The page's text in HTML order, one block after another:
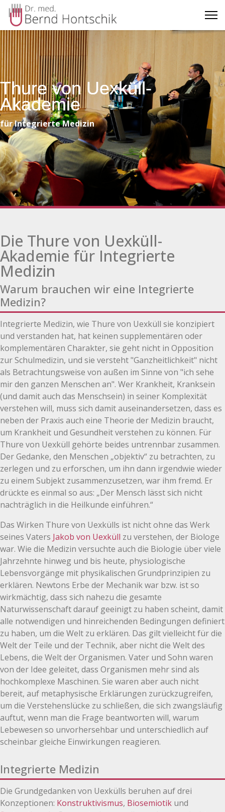
Thure von Uexküll-
Akademie
für Integrierte Medizin
Die Thure von Uexküll-
Akademie für Integrierte
Medizin
Warum brauchen wir eine Integrierte
Medizin?
Integrierte Medizin, wie Thure von Uexküll sie konzipiert
und verstanden hat, hat keinen supplementären oder
komplementären Charakter, sie geht nicht in Opposition
zur Schulmedizin, und sie versteht "Ganzheitlichkeit" nicht
als Betrachtungsweise von außen im Sinne von "ich sehe
mir den ganzen Menschen an". Wer Krankheit, Kranksein
(und damit auch das Menschsein) in seiner Komplexität
verstehen will, muss sich damit auseinandersetzen, dass es
neben der Praxis auch eine Theorie der Medizin braucht,
um Krankheit und Gesundheit verstehen zu können. Für
Thure von Uexküll gehörte beides untrennbar zusammen.
Der Gedanke, den Menschen „objektiv“ zu betrachten, zu
zerlegen und zu erforschen, um ihn dann irgendwie wieder
zu einem Subjekt zusammenzusetzen, war ihm fremd. Er
drückte es einmal so aus: „Der Mensch lässt sich nicht
nachträglich in die Heilkunde einführen.“
Das Wirken Thure von Uexkülls ist nicht ohne das Werk
seines Vaters Jakob von Uexküll zu verstehen, der Biologe
war. Wie die Medizin versuchte auch die Biologie über viele
Jahrzehnte hinweg und bis heute, physiologische
Lebensvorgänge mit physikalischen Grundprinzipien zu
erklären. Newtons Erbe der Mechanik war bzw. ist so
wirkmächtig, dass sich nahezu die gesamte
Naturwissenschaft darauf geeinigt zu haben scheint, damit
alle notwendigen und hinreichenden Bedingungen definiert
zu haben, um die Welt zu erklären. Das gilt vielleicht für die
Welt der Teile und der Technik, aber nicht die Welt des
Lebens, die Welt der Organismen. Vater und Sohn waren
von der Idee geleitet, dass Organismen mehr sind als
hochkomplexe Maschinen. Sie waren aber auch nicht
bereit, auf metaphysische Erklärungen zurückzugreifen,
um die Verstehenslücke zu schließen, die sich zwangsläufig
auftut, wenn man die Frage beantworten will, warum
Lebewesen so unvorhersehbar und unterschiedlich auf
scheinbar gleiche Einwirkungen reagieren.
Integrierte Medizin
Die Grundgedanken von Uexkülls beruhen auf drei
Konzeptionen: Konstruktivismus, Biosemiotik und